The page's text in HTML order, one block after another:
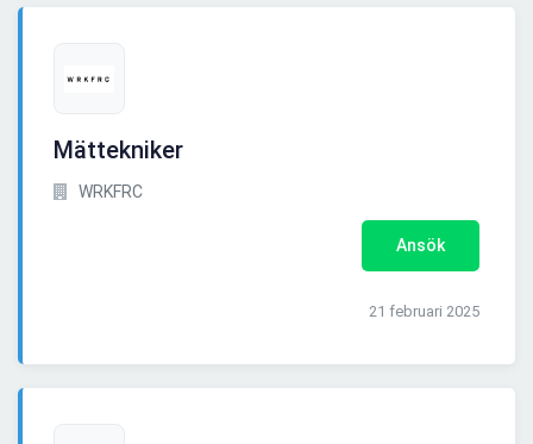
Mättekniker
WRKFRC
Ansök
21 februari 2025